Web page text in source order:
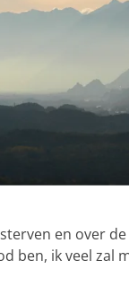
en over
ben, ik veel zal